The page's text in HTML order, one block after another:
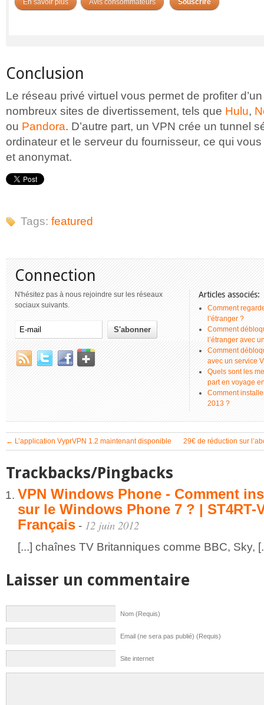
En savoir plus Avis consommateurs Souscrire
Conclusion
Le réseau privé virtuel vous permet de profiter
nombreux sites de divertissement, tels que Hulu,
ou Pandora. D’autre part, un VPN crée un tunnel
ordinateur et le serveur du fournisseur, ce qui
et anonymat.
Tags: featured
Connection
N'hésitez pas à nous rejoindre sur les réseaux
sociaux suivants.
Articles associés:
Comment
l’étranger ?
Comment
l’étranger avec
Comment
avec un service
Quels sont les
part en voyage
Comment
2013 ?
← L’application VyprVPN 1.2 maintenant disponible 29€ de réduction sur
Trackbacks/Pingbacks
VPN Windows Phone - Comment
sur le Windows Phone 7 ? | ST4RT-
Français - 12 juin 2012
[...] chaînes TV Britanniques comme BBC, Sky,
Laisser un commentaire
Nom (Requis)
Email (ne sera pas publié) (Requis)
Site internet